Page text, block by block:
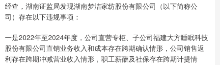
经查，湖南证监局发现湖南梦洁家纺股份有限公司（以下简称公
司）存在以下违规事项：
一是2022年至2024年度，公司直营专柜、子公司福建大方睡眠科技
股份有限公司直销业务收入和成本存在跨期确认情形，公司销售返
利存在跨期冲减营业收入情形，职工薪酬及社保存在跨期计提情